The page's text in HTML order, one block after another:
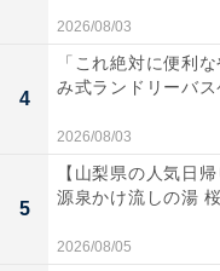
2026/08/03
4
「これ絶対に便利
み式ランドリーバス
2026/08/03
5
【山梨県の人気日
源泉かけ流しの湯
2026/08/05